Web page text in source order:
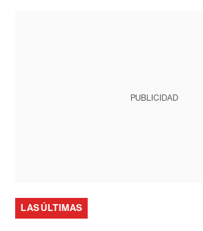
PUBLICIDAD
LAS ÚLTIMAS